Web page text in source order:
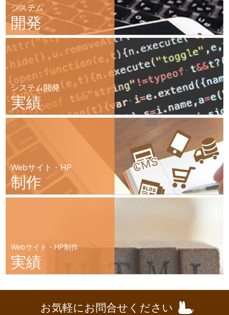
システム
開発
システム開発
実績
Webサイト・HP
制作
Webサイト・HP制作
実績
お気軽にお問合せください